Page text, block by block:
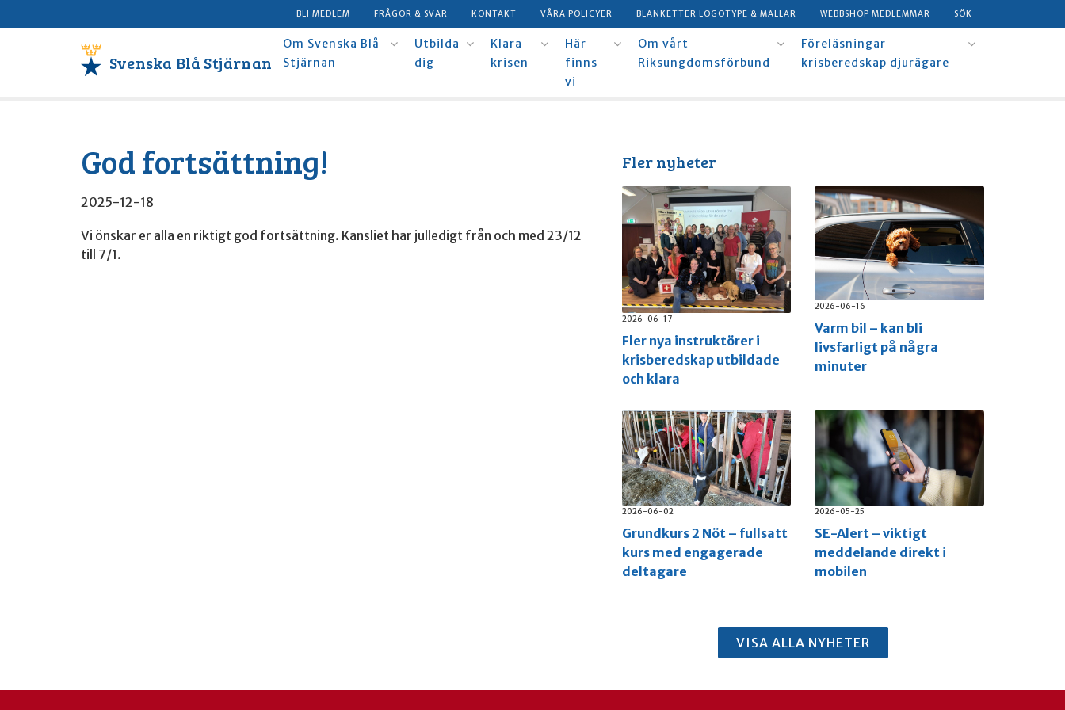
BLI MEDLEM FRÅGOR & SVAR KONTAKT VÅRA POLICYER BLANKETTER LOGOTYPE & MALLAR WEBBSHOP MEDLEMMAR SÖK
Svenska Blå Stjärnan
Om Svenska Blå
Stjärnan
Utbilda
dig
Klara
krisen
Här
finns
vi
Om vårt
Riksungdomsförbund
Föreläsningar
krisberedskap djurägare
God fortsättning!
2025-12-18
Vi önskar er alla en riktigt god fortsättning. Kansliet har julledigt från och med 23/12
till 7/1.
Fler nyheter
2026-06-17
Fler nya instruktörer i
krisberedskap utbildade
och klara
2026-06-16
Varm bil – kan bli
livsfarligt på några
minuter
2026-06-02
Grundkurs 2 Nöt – fullsatt
kurs med engagerade
deltagare
2026-05-25
SE-Alert – viktigt
meddelande direkt i
mobilen
VISA ALLA NYHETER